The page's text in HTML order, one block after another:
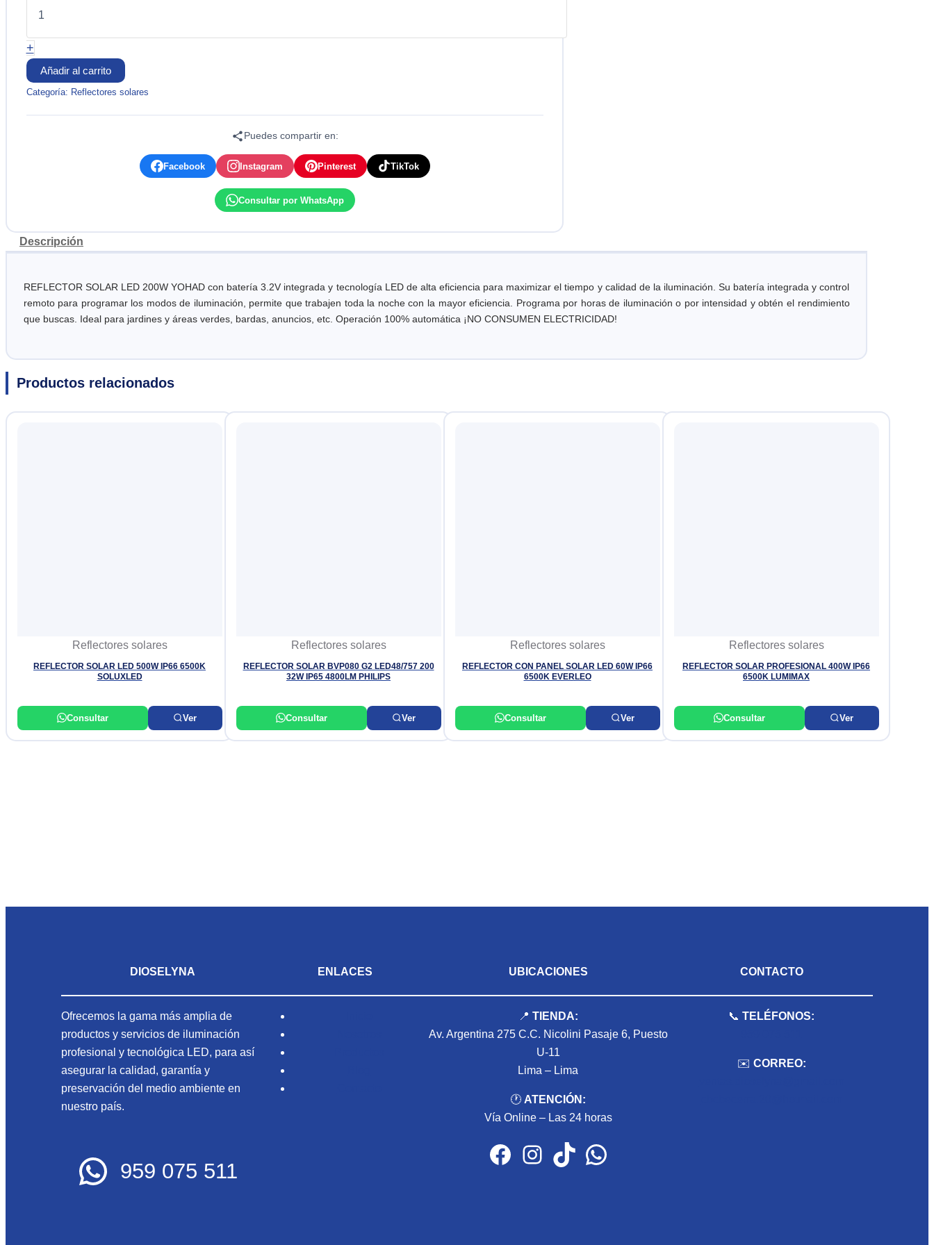
LED
200W
IP65
6500K
LUMINES
YOHAD
+
Añadir al carrito
Categoría: Reflectores solares
Puedes compartir en:
Facebook Instagram Pinterest TikTok
Consultar por WhatsApp
Descripción
REFLECTOR SOLAR LED 200W YOHAD con batería 3.2V integrada y tecnología LED de alta eficiencia para maximizar el tiempo y calidad de la iluminación. Su batería integrada y control
remoto para programar los modos de iluminación, permite que trabajen toda la noche con la mayor eficiencia. Programa por horas de iluminación o por intensidad y obtén el rendimiento
que buscas. Ideal para jardines y áreas verdes, bardas, anuncios, etc. Operación 100% automática ¡NO CONSUMEN ELECTRICIDAD!
Productos relacionados
Reflectores solares
REFLECTOR SOLAR LED 500W IP66 6500K
SOLUXLED
Consultar Ver
Reflectores solares
REFLECTOR SOLAR BVP080 G2 LED48/757 200
32W IP65 4800LM PHILIPS
Consultar Ver
Reflectores solares
REFLECTOR CON PANEL SOLAR LED 60W IP66
6500K EVERLEO
Consultar Ver
Reflectores solares
REFLECTOR SOLAR PROFESIONAL 400W IP66
6500K LUMIMAX
Consultar Ver
DIOSELYNA
Ofrecemos la gama más amplia de
productos y servicios de iluminación
profesional y tecnológica LED, para así
asegurar la calidad, garantía y
preservación del medio ambiente en
nuestro país.
959 075 511
ENLACES UBICACIONES
📍 TIENDA:
Av. Argentina 275 C.C. Nicolini Pasaje 6, Puesto
U-11
Lima – Lima
🕐 ATENCIÓN:
Vía Online – Las 24 horas
Facebook Instagram TikTok WhatsApp
CONTACTO
📞TELÉFONOS:
✉️ CORREO: